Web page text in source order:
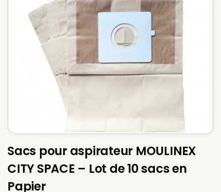
Sacs pour aspirateur MOULINEX
CITY SPACE – Lot de 10 sacs en
Papier